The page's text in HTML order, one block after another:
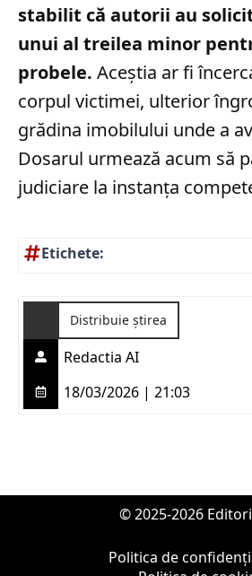
stabilit că autorii au
unui al treilea minor
probele. Aceștia ar fi
corpul victimei, ulterior
grădina imobilului unde a
Dosarul urmează acum să
judiciare la instanța
Etichete:
Distribuie știrea
Redactia AI
18/03/2026 | 21:03
© 2025-2026
Politica de